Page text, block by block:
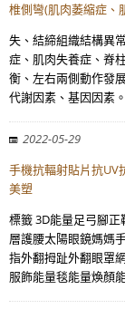
椎側彎(肌肉萎縮症、
失、結締組織結構異
症、肌肉失養症、脊
衡、左右兩側動作發
代謝因素、基因因素
2022-05-29
手機抗輻射貼片抗UV
美塑
標籤 3D能量足弓腳
層護腰太陽眼鏡媽媽
指外翻拇趾外翻眼罩
服飾能量毯能量煥顏